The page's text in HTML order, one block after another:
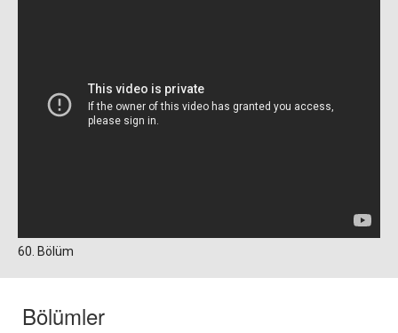
60. Bölüm
Bölümler